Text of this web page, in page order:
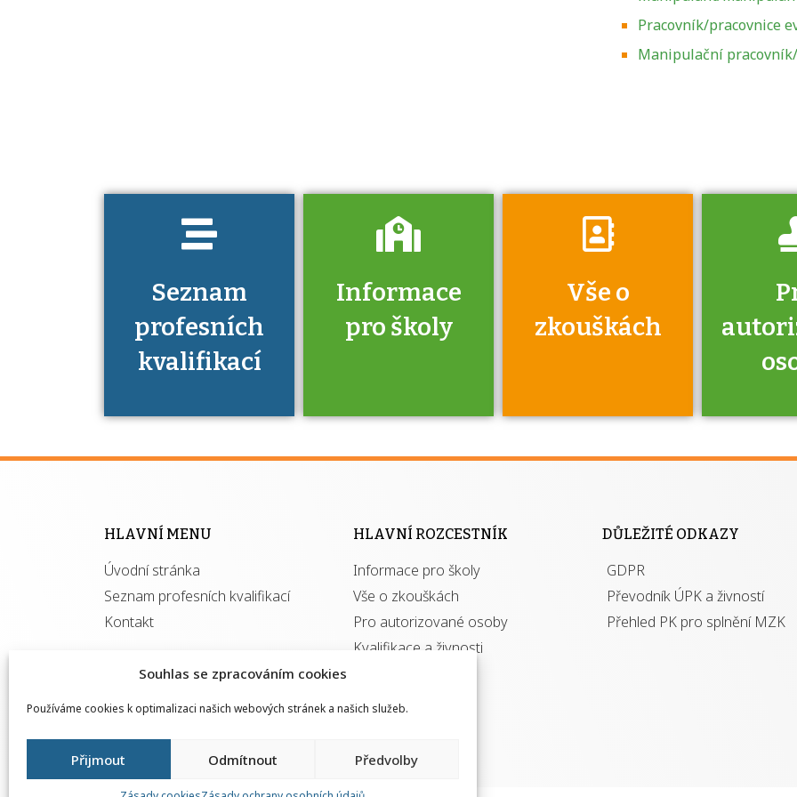
Souhlas se zpracováním cookies
Používáme cookies k optimalizaci našich webových stránek a našich služeb.
Přijmout Odmítnout Předvolby
Pracovník/pracovnice
Manipulační
Seznam
profesních
kvalifikací
Informace
pro školy
Víte, že jako škola
kvalifikací jisté
získávání
autorizací?
Vše o
zkouškách
Zjistěte, jak se
přihlásit ke
výhody
HLAVNÍ MENU
Úvodní stránka
Seznam profesních kvalifikací
Kontakt
HLAVNÍ ROZCESTNÍK
Informace pro školy
Vše o zkouškách
Pro autorizované osoby
Kvalifikace a živnosti
DŮLEŽITÉ ODKAZY
GDPR
Převodník ÚPK a živností
Přehled PK pro splnění MZK